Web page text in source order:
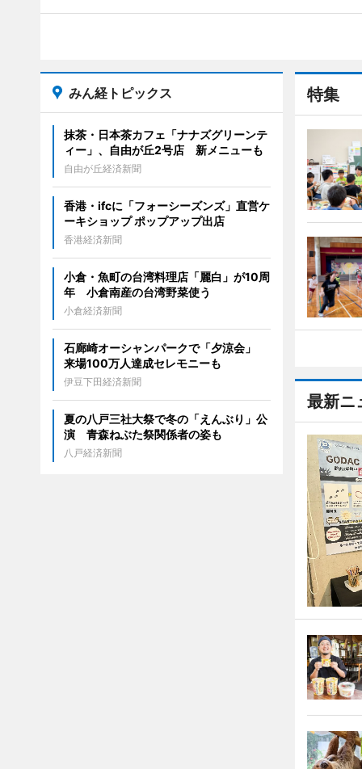
特集
最新ニ
みん経トピックス
抹茶・日本茶カフェ「ナナズグリーンテ
ィー」、自由が丘2号店 新メニューも
自由が丘経済新聞
香港・ifcに「フォーシーズンズ」直営ケ
ーキショップ ポップアップ出店
香港経済新聞
小倉・魚町の台湾料理店「麗白」が10周
年 小倉南産の台湾野菜使う
小倉経済新聞
石廊崎オーシャンパークで「夕涼会」
来場100万人達成セレモニーも
伊豆下田経済新聞
夏の八戸三社大祭で冬の「えんぶり」公
演 青森ねぶた祭関係者の姿も
八戸経済新聞